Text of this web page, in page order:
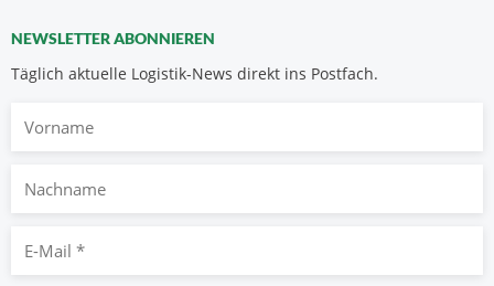
NEWSLETTER ABONNIEREN
Täglich aktuelle Logistik-News direkt ins Postfach.
Nachname
Mail